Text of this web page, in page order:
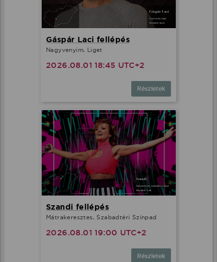
Gáspár Laci fellépés
Nagyvenyim, Liget
2026.08.01 18:45 UTC+2
Részletek
Szandi fellépés
Mátrakeresztes, Szabadtéri Színpad
2026.08.01 19:00 UTC+2
Részletek